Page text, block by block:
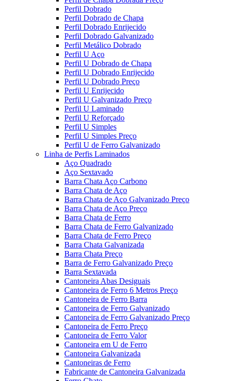
Perfil Dobrado
Perfil Dobrado de Chapa
Perfil Dobrado Enrijecido
Perfil Dobrado Galvanizado
Perfil Metálico Dobrado
Perfil U Aço
Perfil U Dobrado de Chapa
Perfil U Dobrado Enrijecido
Perfil U Dobrado Preço
Perfil U Enrijecido
Perfil U Galvanizado Preço
Perfil U Laminado
Perfil U Reforçado
Perfil U Simples
Perfil U Simples Preço
Perfil U de Ferro Galvanizado
Linha de Perfis Laminados
Aço Quadrado
Aço Sextavado
Barra Chata Aço Carbono
Barra Chata de Aço
Barra Chata de Aço Galvanizado Preço
Barra Chata de Aço Preço
Barra Chata de Ferro
Barra Chata de Ferro Galvanizado
Barra Chata de Ferro Preço
Barra Chata Galvanizada
Barra Chata Preço
Barra de Ferro Galvanizado Preço
Barra Sextavada
Cantoneira Abas Desiguais
Cantoneira de Ferro 6 Metros Preço
Cantoneira de Ferro Barra
Cantoneira de Ferro Galvanizado
Cantoneira de Ferro Galvanizado Preço
Cantoneira de Ferro Preço
Cantoneira de Ferro Valor
Cantoneira em U de Ferro
Cantoneira Galvanizada
Cantoneiras de Ferro
Fabricante de Cantoneira Galvanizada